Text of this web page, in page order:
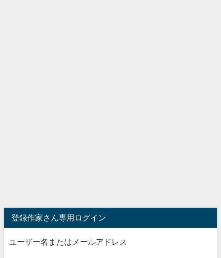
登録作家さん専用ログイン
ユーザー名またはメールアドレス